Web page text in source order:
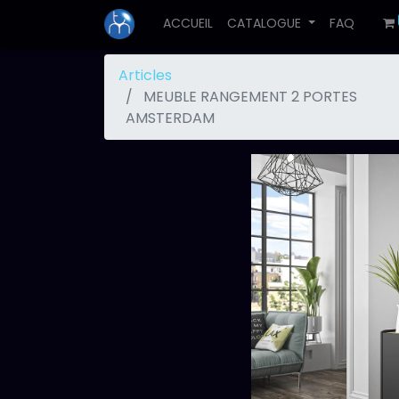
ACCUEIL CATALOGUE FAQ
Articles
MEUBLE RANGEMENT 2 PORTES
AMSTERDAM